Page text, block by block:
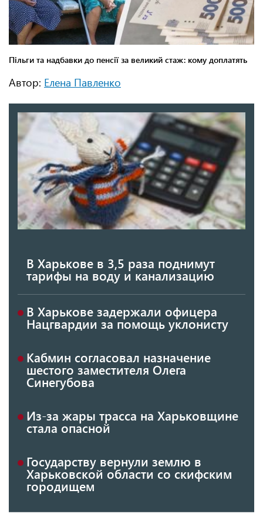
Автор: Елена Павленко
В Харькове в 3,5 раза поднимут
тарифы на воду и канализацию
В Харькове задержали офицера
Нацгвардии за помощь уклонисту
Кабмин согласовал назначение
шестого заместителя Олега
Синегубова
Из-за жары трасса на Харьковщине
стала опасной
Государству вернули землю в
Харьковской области со скифским
городищем